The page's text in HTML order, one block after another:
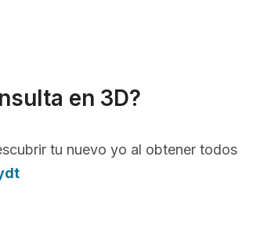
en 3D?
tu nuevo yo al obtener todos